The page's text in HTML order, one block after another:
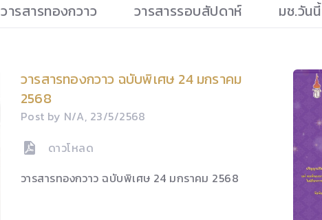
วารสารทองกวาว วารสารรอบสัปดาห์ มช.วันนี้
วารสารทองกวาว ฉบับพิเศษ 24 มกราคม
2568
Post by N/A, 23/5/2568
ดาวโหลด
วารสารทองกวาว ฉบับพิเศษ 24 มกราคม 2568